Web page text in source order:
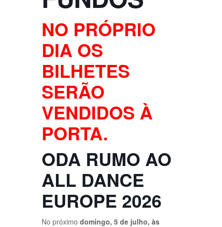
NO PRÓPRIO
DIA OS
BILHETES
SERÃO
VENDIDOS À
PORTA.
ODA RUMO AO
ALL DANCE
EUROPE 2026
No próximo domingo, 5 de julho, às